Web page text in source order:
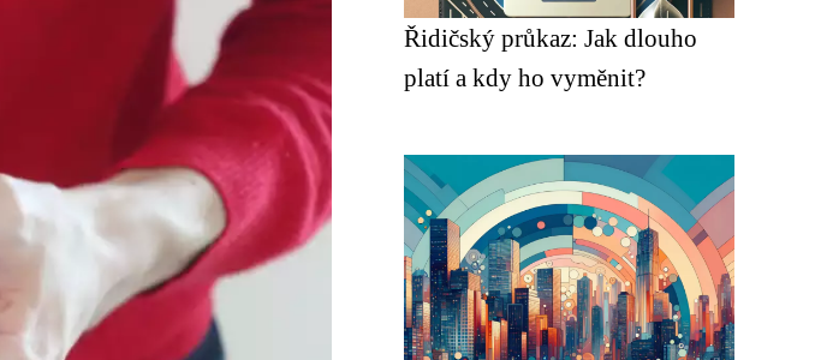
Řidičský průkaz: Jak dlouho
platí a kdy ho vyměnit?